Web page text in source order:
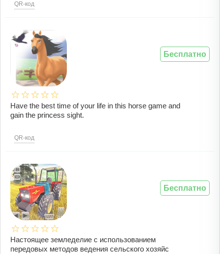
QR-код
Have the best time of your life in this horse game and
gain the princess sight.
QR-код
Бесплатно
Настоящее земледелие с использованием
передовых методов ведения сельского хозяйс
Бесплатно